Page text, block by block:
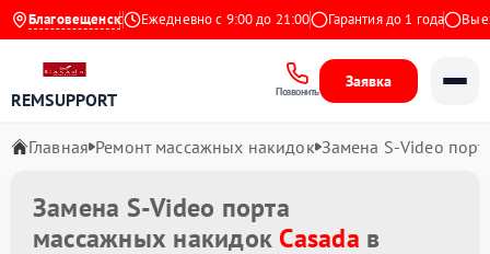
Благовещенск
4.9 на Яндекс Ежедневно с 9:00 до 21:00 Гарантия до 1 года Выезд
REMSUPPORT Позвонить
Заявка
Главная Ремонт массажных накидок Замена S-Video
Замена S-Video порта
массажных накидок Casada в